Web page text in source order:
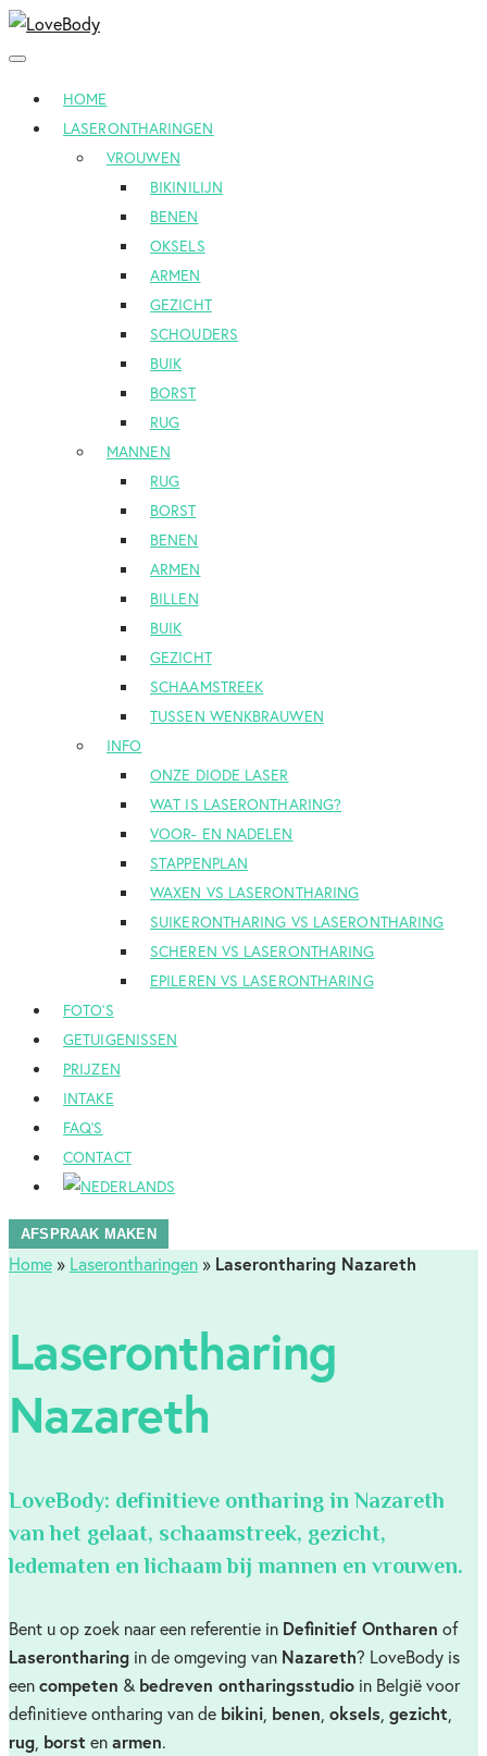
Toggle
HOME
LASERONTHARINGEN
VROUWEN
BIKINILIJN
BENEN
OKSELS
ARMEN
GEZICHT
SCHOUDERS
BUIK
BORST
RUG
MANNEN
RUG
BORST
BENEN
ARMEN
BILLEN
BUIK
GEZICHT
SCHAAMSTREEK
TUSSEN WENKBRAUWEN
INFO
ONZE DIODE LASER
WAT IS LASERONTHARING?
VOOR- EN NADELEN
STAPPENPLAN
WAXEN VS LASERONTHARING
SUIKERONTHARING VS LASERONTHARING
SCHEREN VS LASERONTHARING
EPILEREN VS LASERONTHARING
FOTO’S
GETUIGENISSEN
PRIJZEN
INTAKE
FAQ’S
CONTACT
AFSPRAAK MAKEN
Home » Laserontharingen » Laserontharing Nazareth
Laserontharing
Nazareth
LoveBody: definitieve ontharing in Nazareth
van het gelaat, schaamstreek, gezicht,
ledematen en lichaam bij mannen en vrouwen.
Bent u op zoek naar een referentie in Definitief Ontharen of
Laserontharing in de omgeving van Nazareth? LoveBody is
een competen & bedreven ontharingsstudio in België voor
definitieve ontharing van de bikini benen oksels gezicht
rug borst en armen.